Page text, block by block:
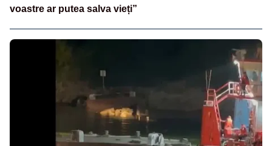
voastre ar putea salva vieți”